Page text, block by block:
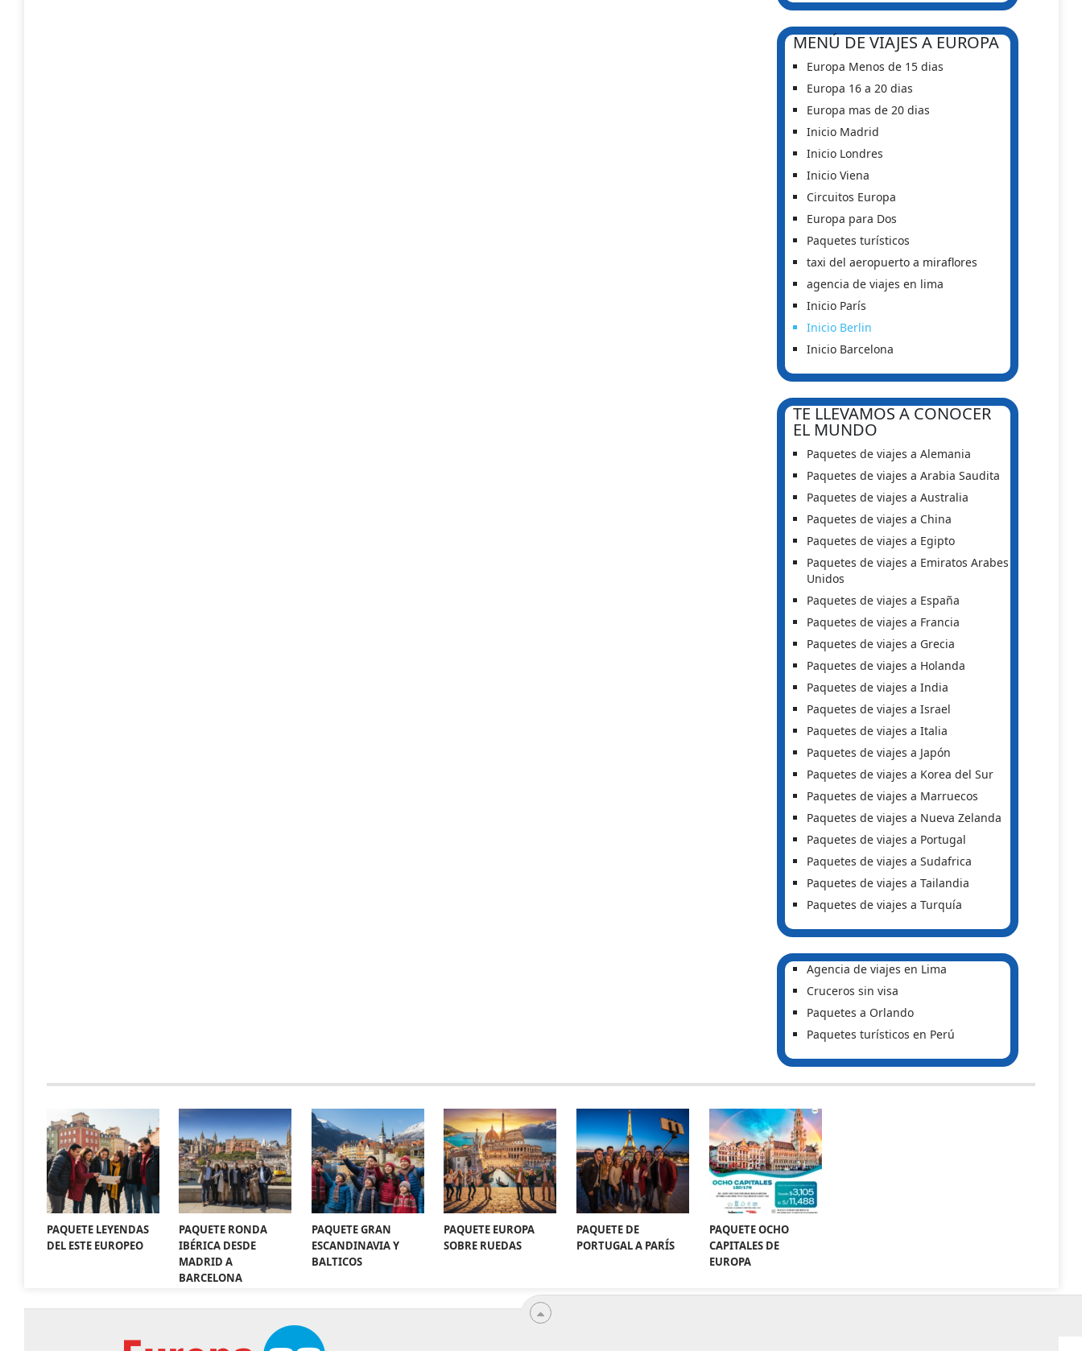
MENÚ DE VIAJES A EUROPA
Europa Menos de 15 dias
Europa 16 a 20 dias
Europa mas de 20 dias
Inicio Madrid
Inicio Londres
Inicio Viena
Circuitos Europa
Europa para Dos
Paquetes turísticos
taxi del aeropuerto a miraflores
agencia de viajes en lima
Inicio París
Inicio Berlin
Inicio Barcelona
TE LLEVAMOS A CONOCER
EL MUNDO
Paquetes de viajes a Alemania
Paquetes de viajes a Arabia Saudita
Paquetes de viajes a Australia
Paquetes de viajes a China
Paquetes de viajes a Egipto
Paquetes de viajes a Emiratos Arabes
Unidos
Paquetes de viajes a España
Paquetes de viajes a Francia
Paquetes de viajes a Grecia
Paquetes de viajes a Holanda
Paquetes de viajes a India
Paquetes de viajes a Israel
Paquetes de viajes a Italia
Paquetes de viajes a Japón
Paquetes de viajes a Korea del Sur
Paquetes de viajes a Marruecos
Paquetes de viajes a Nueva Zelanda
Paquetes de viajes a Portugal
Paquetes de viajes a Sudafrica
Paquetes de viajes a Tailandia
Paquetes de viajes a Turquía
Agencia de viajes en Lima
Cruceros sin visa
Paquetes a Orlando
Paquetes turísticos en Perú
PAQUETE LEYENDAS
DEL ESTE EUROPEO
PAQUETE RONDA
IBÉRICA DESDE
MADRID A
BARCELONA
PAQUETE GRAN
ESCANDINAVIA Y
BALTICOS
PAQUETE EUROPA
SOBRE RUEDAS
PAQUETE DE
PORTUGAL A PARÍS
PAQUETE OCHO
CAPITALES DE
EUROPA